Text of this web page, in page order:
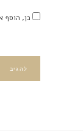
כן, הוסף